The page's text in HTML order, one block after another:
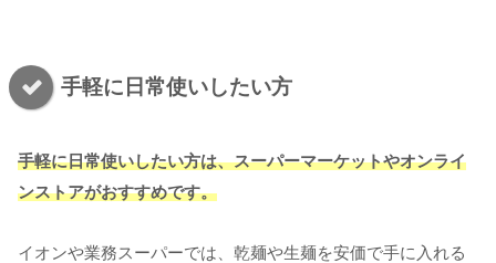
手軽に日常使いしたい方
手軽に日常使いしたい方は、スーパーマーケットやオンライ
ンストアがおすすめです。
イオンや業務スーパーでは、乾麺や生麺を安価で手に入れる